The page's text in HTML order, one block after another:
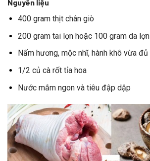
Nguyên liệu
400 gram thịt chân giò
200 gram tai lợn hoặc 100 gram da lợn
Nấm hương, mộc nhĩ, hành khô vừa đủ
1/2 củ cà rốt tỉa hoa
Nước mắm ngon và tiêu đập dập